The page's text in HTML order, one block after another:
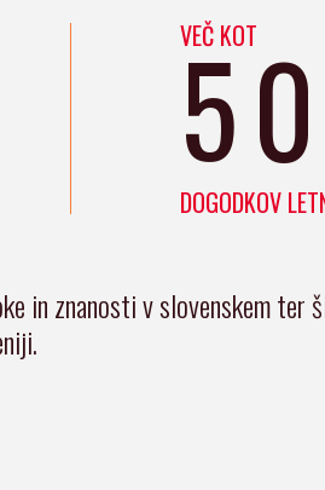
VEČ KOT
50
DOGODKOV
in znanosti v slovenskem ter